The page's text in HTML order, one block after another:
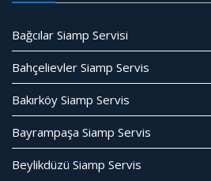
Bağcılar Siamp Servisi
Bahçelievler Siamp Servis
Bakırköy Siamp Servis
Bayrampaşa Siamp Servis
Beylikdüzü Siamp Servis